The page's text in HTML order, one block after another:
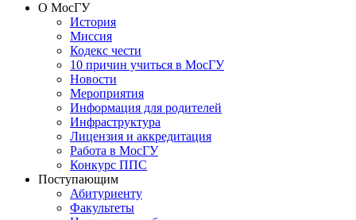
О МосГУ
История
Миссия
Кодекс чести
10 причин учиться в МосГУ
Новости
Мероприятия
Информация для родителей
Инфраструктура
Лицензия и аккредитация
Работа в МосГУ
Конкурс ППС
Поступающим
Абитуриенту
Факультеты